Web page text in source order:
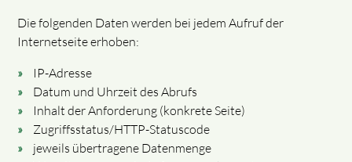
Die folgenden Daten werden bei jedem Aufruf der
Internetseite erhoben:
IP-Adresse
Datum und Uhrzeit des Abrufs
Inhalt der Anforderung (konkrete Seite)
Zugriffsstatus/HTTP-Statuscode
jeweils übertragene Datenmenge